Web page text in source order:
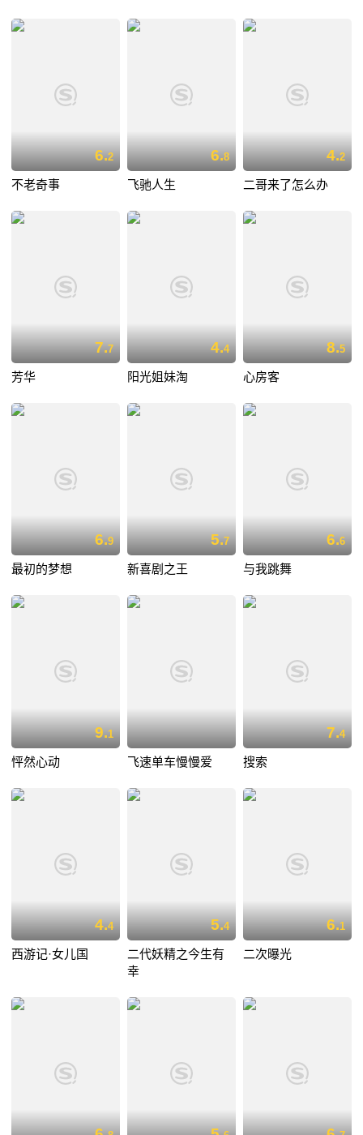
6.2
不老奇事
6.8
飞驰人生
4.2
二哥来了怎么办
7.7
芳华
4.4
阳光姐妹淘
8.5
心房客
6.9
最初的梦想
5.7
新喜剧之王
6.6
与我跳舞
9.1
怦然心动 飞速单车慢慢爱
7.4
搜索
4.4
西游记·女儿国
5.4
二代妖精之今生有
幸
6.1
二次曝光